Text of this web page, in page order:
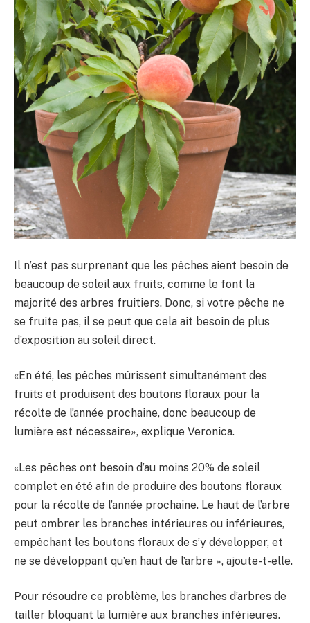
Il n’est pas surprenant que les pêches aient besoin de
beaucoup de soleil aux fruits, comme le font la
majorité des arbres fruitiers. Donc, si votre pêche ne
se fruite pas, il se peut que cela ait besoin de plus
d’exposition au soleil direct.
«En été, les pêches mûrissent simultanément des
fruits et produisent des boutons floraux pour la
récolte de l’année prochaine, donc beaucoup de
lumière est nécessaire», explique Veronica.
«Les pêches ont besoin d’au moins 20% de soleil
complet en été afin de produire des boutons floraux
pour la récolte de l’année prochaine. Le haut de l’arbre
peut ombrer les branches intérieures ou inférieures,
empêchant les boutons floraux de s’y développer, et
ne se développant qu’en haut de l’arbre », ajoute-t-elle.
Pour résoudre ce problème, les branches d’arbres de
tailler bloquant la lumière aux branches inférieures.